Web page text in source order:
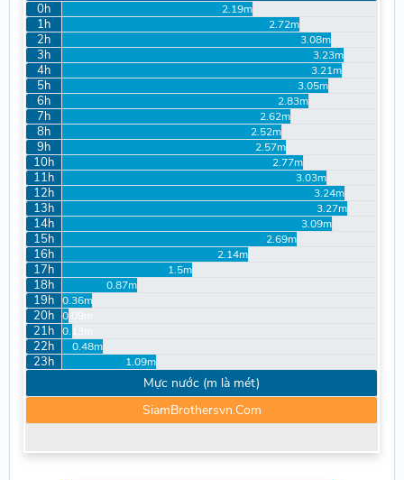
0h 2.19m
1h 2.72m
2h 3.08m
3h 3.23m
4h 3.21m
5h 3.05m
6h 2.83m
7h 2.62m
8h 2.52m
9h 2.57m
10h 2.77m
11h 3.03m
12h 3.24m
13h 3.27m
14h 3.09m
15h 2.69m
16h 2.14m
17h 1.5m
18h 0.87m
19h 0.36m
20h 0.09m
21h 0.13m
22h 0.48m
23h 1.09m
Mực nước (m là mét)
SiamBrothersvn.Com